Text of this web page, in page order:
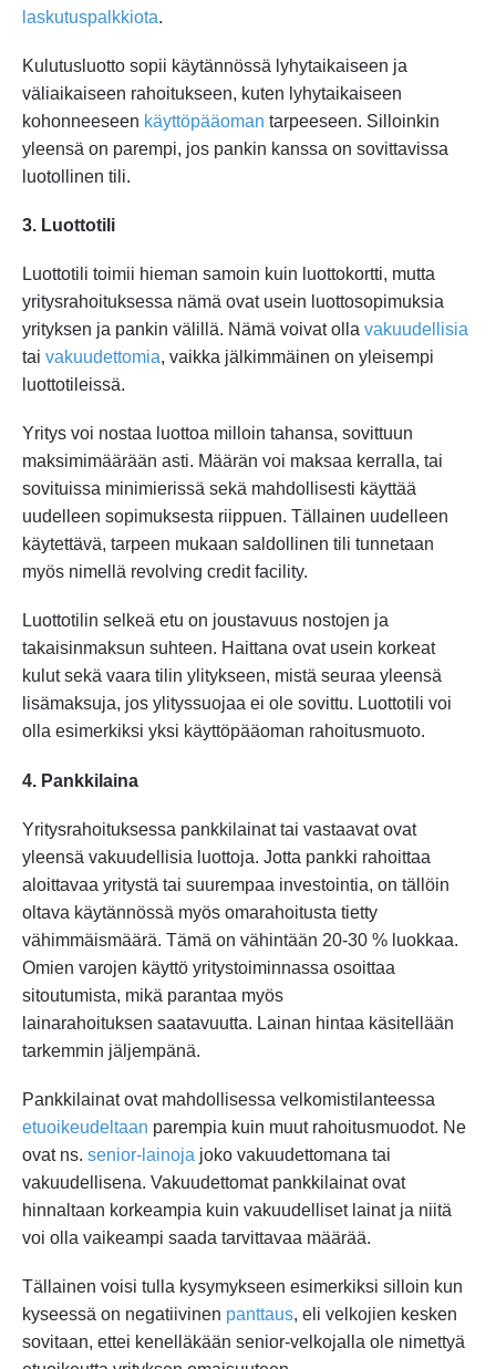
laskutuspalkkiota.
Kulutusluotto sopii käytännössä lyhytaikaiseen ja
väliaikaiseen rahoitukseen, kuten lyhytaikaiseen
kohonneeseen käyttöpääoman tarpeeseen. Silloinkin
yleensä on parempi, jos pankin kanssa on sovittavissa
luotollinen tili.
3. Luottotili
Luottotili toimii hieman samoin kuin luottokortti, mutta
yritysrahoituksessa nämä ovat usein luottosopimuksia
yrityksen ja pankin välillä. Nämä voivat olla vakuudellisia
tai vakuudettomia, vaikka jälkimmäinen on yleisempi
luottotileissä.
Yritys voi nostaa luottoa milloin tahansa, sovittuun
maksimimäärään asti. Määrän voi maksaa kerralla, tai
sovituissa minimierissä sekä mahdollisesti käyttää
uudelleen sopimuksesta riippuen. Tällainen uudelleen
käytettävä, tarpeen mukaan saldollinen tili tunnetaan
myös nimellä revolving credit facility.
Luottotilin selkeä etu on joustavuus nostojen ja
takaisinmaksun suhteen. Haittana ovat usein korkeat
kulut sekä vaara tilin ylitykseen, mistä seuraa yleensä
lisämaksuja, jos ylityssuojaa ei ole sovittu. Luottotili voi
olla esimerkiksi yksi käyttöpääoman rahoitusmuoto.
4. Pankkilaina
Yritysrahoituksessa pankkilainat tai vastaavat ovat
yleensä vakuudellisia luottoja. Jotta pankki rahoittaa
aloittavaa yritystä tai suurempaa investointia, on tällöin
oltava käytännössä myös omarahoitusta tietty
vähimmäismäärä. Tämä on vähintään 20-30 % luokkaa.
Omien varojen käyttö yritystoiminnassa osoittaa
sitoutumista, mikä parantaa myös
lainarahoituksen saatavuutta. Lainan hintaa käsitellään
tarkemmin jäljempänä.
Pankkilainat ovat mahdollisessa velkomistilanteessa
etuoikeudeltaan parempia kuin muut rahoitusmuodot. Ne
ovat ns. senior-lainoja joko vakuudettomana tai
vakuudellisena. Vakuudettomat pankkilainat ovat
hinnaltaan korkeampia kuin vakuudelliset lainat ja niitä
voi olla vaikeampi saada tarvittavaa määrää.
Tällainen voisi tulla kysymykseen esimerkiksi silloin kun
kyseessä on negatiivinen panttaus, eli velkojien kesken
sovitaan, ettei kenelläkään senior-velkojalla ole nimettyä